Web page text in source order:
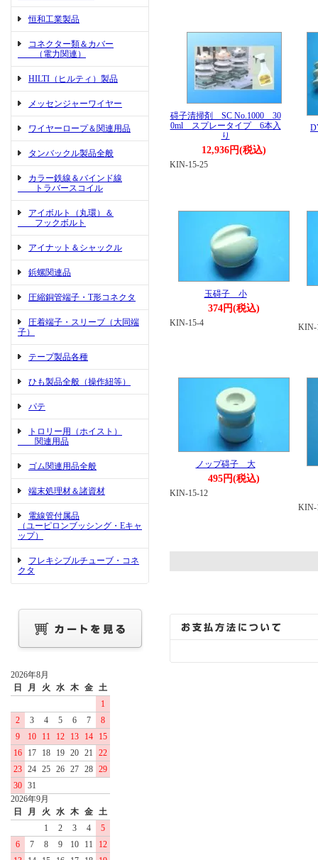
恒和工業製品
コネクター類＆カバー
（電力関連）
HILTI（ヒルティ）製品
メッセンジャーワイヤー
ワイヤーロープ＆関連用品
タンバックル製品全般
カラー鉄線＆バインド線
トラバースコイル
アイボルト（丸環）＆
フックボルト
アイナット＆シャックル
鋲螺関連品
圧縮銅管端子・T形コネクタ
圧着端子・スリーブ（大同端
子）
テープ製品各種
ひも製品全般（操作紐等）
パテ
トロリー用（ホイスト）
関連用品
ゴム関連用品全般
端末処理材＆諸資材
電線管付属品
（ユーピロンブッシング・Eキャ
ップ）
フレキシブルチューブ・コネ
クタ
2026年8月
日
月 火 水 木 金 土
1
2
3 4 5 6 7
8
9
10 11 12 13 14
15
16
17 18 19 20 21
22
23 24 25 26 27 28 29
30 31
2026年9月
日
月 火 水 木 金 土
1
2 3 4
5
6
7 8 9 10 11
12
碍子清掃剤 SC No.1000 30
0ml スプレータイプ 6本入
り
12,936円(税込)
KIN-15-25
玉碍子 小
374円(税込)
KIN-15-4 KIN-
ノップ碍子 大
495円(税込)
KIN-15-12
KIN-